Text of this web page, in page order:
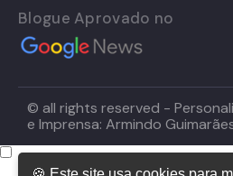
Blogue Aprovado no
© all rights reserved -
e Imprensa: Armindo